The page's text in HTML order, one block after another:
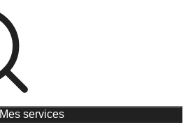
Mes services